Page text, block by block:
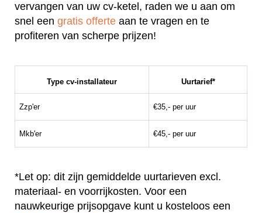
vervangen van uw cv-ketel, raden we u aan om
snel een gratis offerte aan te vragen en te
profiteren van scherpe prijzen!
Type cv-installateur Uurtarief*
Zzp'er €35,- per uur
Mkb'er €45,- per uur
*Let op: dit zijn gemiddelde uurtarieven excl.
materiaal- en voorrijkosten. Voor een
nauwkeurige prijsopgave kunt u kosteloos een